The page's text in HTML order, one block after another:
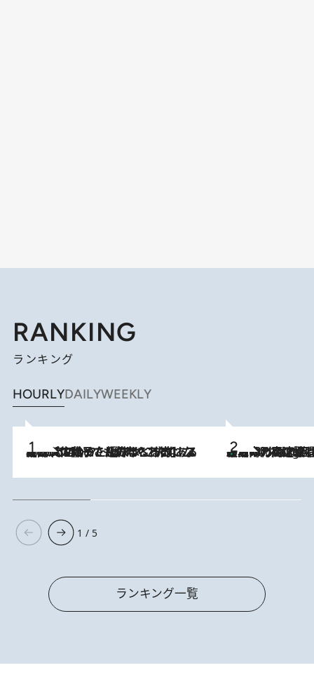
RANKING
ランキング
HOURLYDAILYWEEKLY
2026.8.5
【阿川佐和子さんの年とる力】なぜ70代で始めた趣味は“こんなに楽しい”のか？ ピアノ、俳句…スランプに陥っても続けられる“ある秘訣”とは 2 Hours Ago
「湘南乃風に憧れて」観客大盛上がりの“タオル回し”に、ラッパー顔負けの高速歌唱まで…さだまさし（74）のアグレッシブすぎる現在地
1 / 5
ランキング一覧